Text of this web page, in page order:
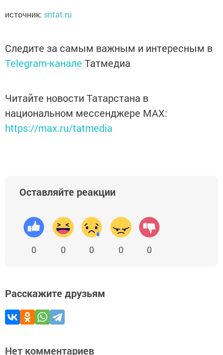
источник: sntat.ru
Следите за самым важным и интересным в
Telegram-канале Татмедиа
Читайте новости Татарстана в
национальном мессенджере MАХ:
https://max.ru/tatmedia
Оставляйте реакции
0 0 0 0 0
Расскажите друзьям
Нет комментариев